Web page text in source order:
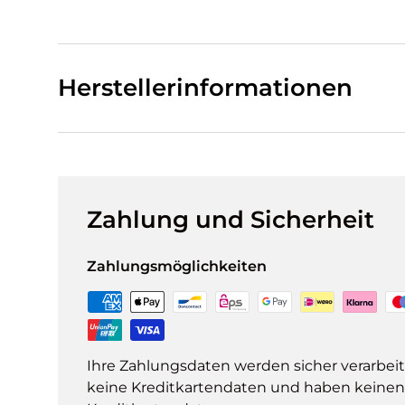
Herstellerinformationen
Zahlung und Sicherheit
Zahlungsmöglichkeiten
Ihre Zahlungsdaten werden sicher
keine Kreditkartendaten und haben